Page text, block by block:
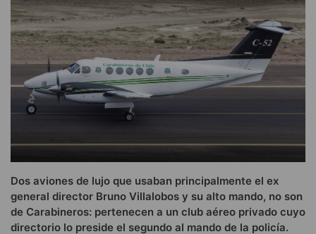
Dos aviones de lujo que usaban principalmente el ex
general director Bruno Villalobos y su alto mando, no son
de Carabineros: pertenecen a un club aéreo privado cuyo
directorio lo preside el segundo al mando de la policía.